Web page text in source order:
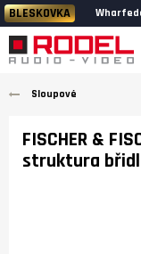
BLESKOVKA
Sloupové
FISCHER &
struktura